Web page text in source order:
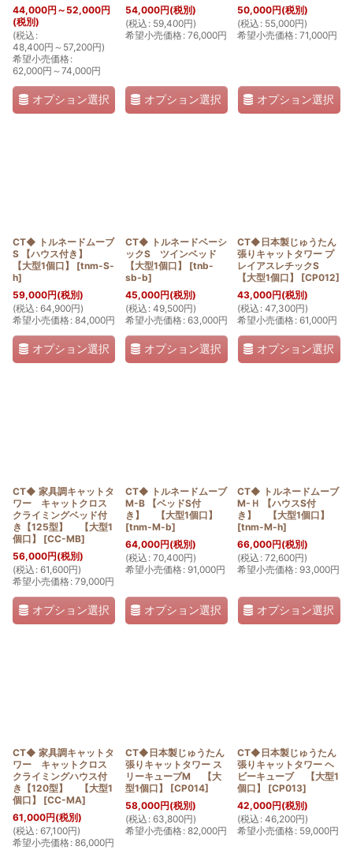
44,000円 ～52,000円
(税別)
(税込 :
48,400円 ～57,200円)
希望小売価格:
62,000円 ～74,000円
オプション選択
54,000円(税別)
(税込 : 59,400円)
希望小売価格: 76,000円
オプション選択
50,000円(税別)
(税込 : 55,000円)
希望小売価格: 71,000円
オプション選択
CT◆ トルネードムーブ
S 【ハウス付き】
【大型1個口】
[tnm-S-
h]
59,000円(税別)
(税込 : 64,900円)
希望小売価格: 84,000円
オプション選択
CT◆ トルネードベーシ
ックS ツインベッド
【大型1個口】
[tnb-
sb-b]
45,000円(税別)
(税込 : 49,500円)
希望小売価格: 63,000円
オプション選択
CT◆日本製じゅうたん
張りキャットタワー プ
レイアスレチックS
【大型1個口】
[CP012]
43,000円(税別)
(税込 : 47,300円)
希望小売価格: 61,000円
オプション選択
CT◆ 家具調キャットタ
ワー キャットクロス
クライミングベッド付
き【125型】 【大型1
個口】
[CC-MB]
56,000円(税別)
(税込 : 61,600円)
希望小売価格: 79,000円
オプション選択
CT◆ トルネードムーブ
M-B 【ベッドS付
き】 【大型1個口】
[tnm-M-b]
64,000円(税別)
(税込 : 70,400円)
希望小売価格: 91,000円
オプション選択
CT◆ トルネードムーブ
M-Ｈ 【ハウスS付
き】 【大型1個口】
[tnm-M-h]
66,000円(税別)
(税込 : 72,600円)
希望小売価格: 93,000円
オプション選択
CT◆ 家具調キャットタ
ワー キャットクロス
クライミングハウス付
き【120型】 【大型1
個口】
[CC-MA]
61,000円(税別)
(税込 : 67,100円)
希望小売価格: 86,000円
CT◆日本製じゅうたん
張りキャットタワー ス
リーキューブM 【大
型1個口】
[CP014]
58,000円(税別)
(税込 : 63,800円)
希望小売価格: 82,000円
CT◆日本製じゅうたん
張りキャットタワー ヘ
ビーキューブ 【大型1
個口】
[CP013]
42,000円(税別)
(税込 : 46,200円)
希望小売価格: 59,000円